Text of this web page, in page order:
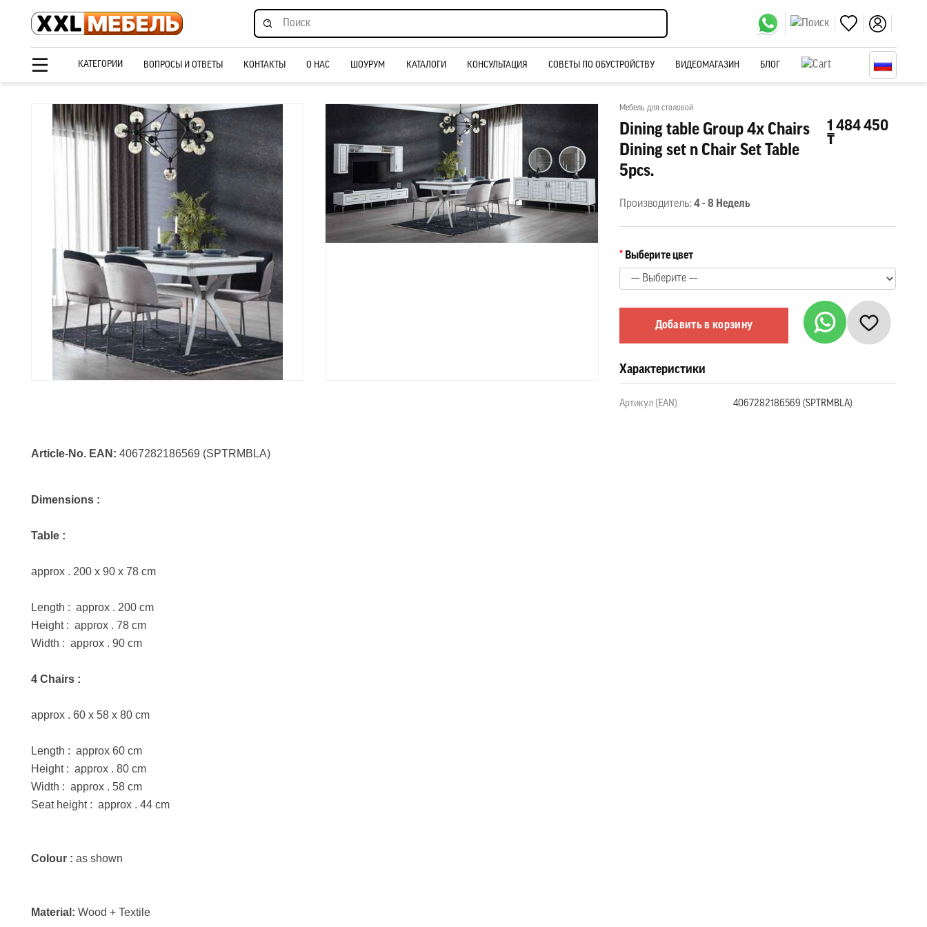
КАТЕГОРИИ ВОПРОСЫ И ОТВЕТЫ КОНТАКТЫ О НАС ШОУРУМ КАТАЛОГИ КОНСУЛЬТАЦИЯ СОВЕТЫ ПО ОБУСТРОЙСТВУ ВИДЕОМАГАЗИН БЛОГ
Мебель для столовой
Dining table Group 4x Chairs
Dining set n Chair Set Table
5pcs.
1 484 450
₸
Производитель: 4 - 8 Недель
Выберите цвет
Добавить в корзину
Характеристики
Артикул (EAN) 4067282186569 (SPTRMBLA)
Article-No. EAN: 4067282186569 (SPTRMBLA)
Dimensions :
Table :
approx . 200 x 90 x 78 cm
Length : approx . 200 cm
Height : approx . 78 cm
Width : approx . 90 cm
4 Chairs :
approx . 60 x 58 x 80 cm
Length : approx 60 cm
Height : approx . 80 cm
Width : approx . 58 cm
Seat height : approx . 44 cm
Colour : as shown
Material: Wood + Textile